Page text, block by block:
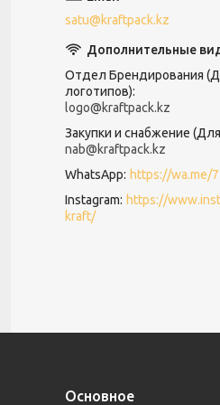
satu@kraftpack.kz
Отдел Брендирования
логотипов)
logo@kraftpack.kz
Закупки и снабжение
nab@kraftpack.kz
WhatsApp
https://wa.me/
Instagram
https://
kraft/
Основное